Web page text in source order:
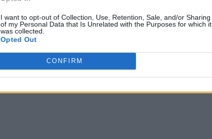
I want to opt-out of Collection, Use, Retention, Sale, and/or Sharing
of my Personal Data that Is Unrelated with the Purposes for which it
was collected.
Opted Out
CONFIRM